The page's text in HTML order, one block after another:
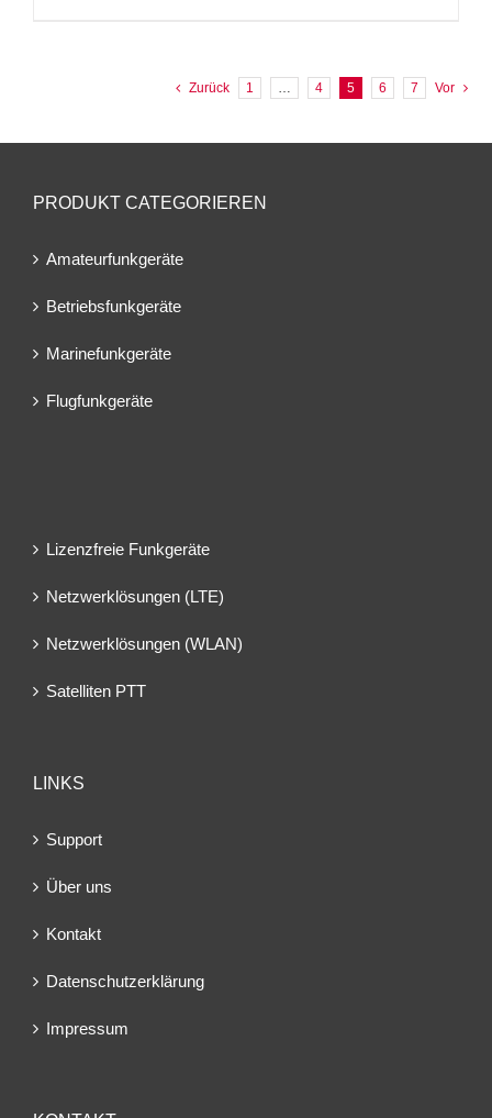
Zurück 1 … 4 5 6 7 Vor
PRODUKT CATEGORIEREN
Amateurfunkgeräte
Betriebsfunkgeräte
Marinefunkgeräte
Flugfunkgeräte
Lizenzfreie Funkgeräte
Netzwerklösungen (LTE)
Netzwerklösungen (WLAN)
Satelliten PTT
LINKS
Support
Über uns
Kontakt
Datenschutzerklärung
Impressum